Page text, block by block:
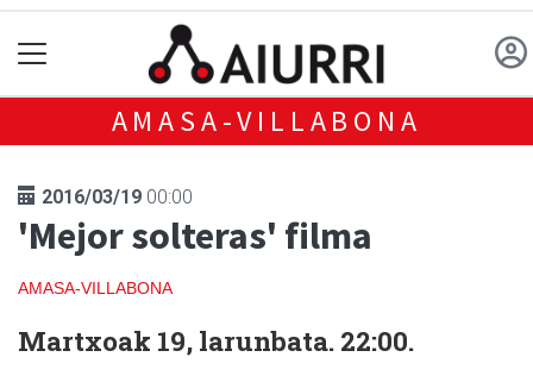
AMASA-VILLABONA
2016/03/19 00:00
'Mejor solteras' filma
AMASA-VILLABONA
Martxoak 19, larunbata. 22:00.